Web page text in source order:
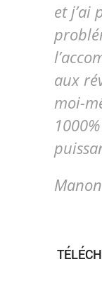
et j’ai
aux
moi-